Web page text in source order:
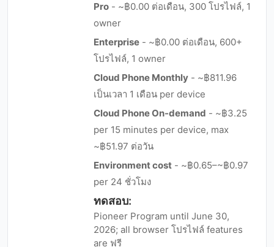
Pro - ~฿0.00 ต่อเดือน, 300 โปรไฟล์, 1
owner
Enterprise - ~฿0.00 ต่อเดือน, 600+
โปรไฟล์, 1 owner
Cloud Phone Monthly - ~฿811.96
เป็นเวลา 1 เดือน per device
Cloud Phone On-demand - ~฿3.25
per 15 minutes per device, max
~฿51.97 ต่อวัน
Environment cost - ~฿0.65–~฿0.97
per 24 ชั่วโมง
ทดสอบ:
Pioneer Program until June 30,
2026; all browser โปรไฟล์ features
are ฟรี